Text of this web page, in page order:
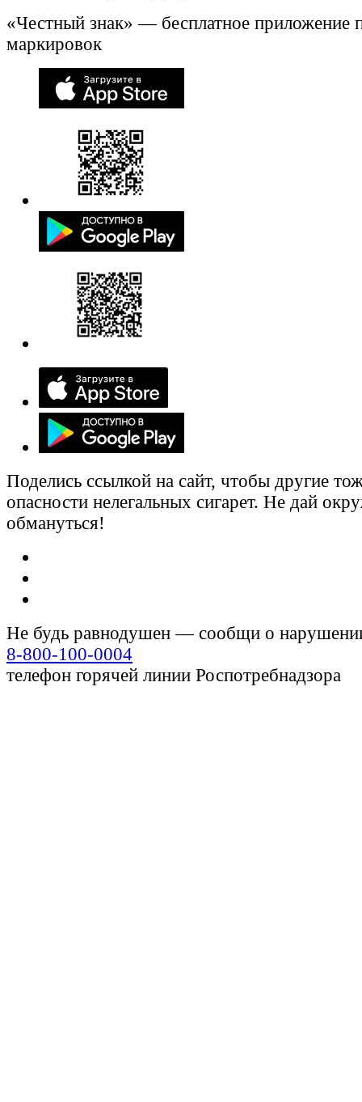
«Честный знак» — бесплатное приложение
маркировок
Поделись ссылкой на сайт, чтобы другие
опасности нелегальных сигарет. Не дай
обмануться!
Не будь равнодушен — сообщи о
8-800-100-0004
телефон горячей линии Роспотребнадзора